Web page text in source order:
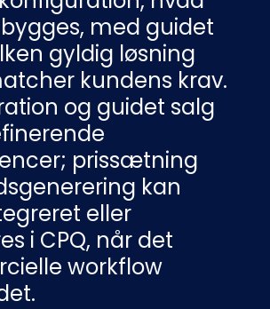
med guidet
gyldig løsning
kundens krav.
og guidet salg
prissætning
kan
eller
i CPQ, når det
workflow